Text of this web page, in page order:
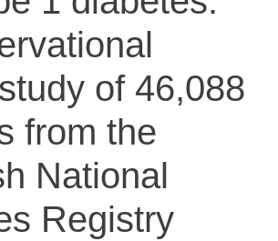
of 46,088
from the
National
Registry